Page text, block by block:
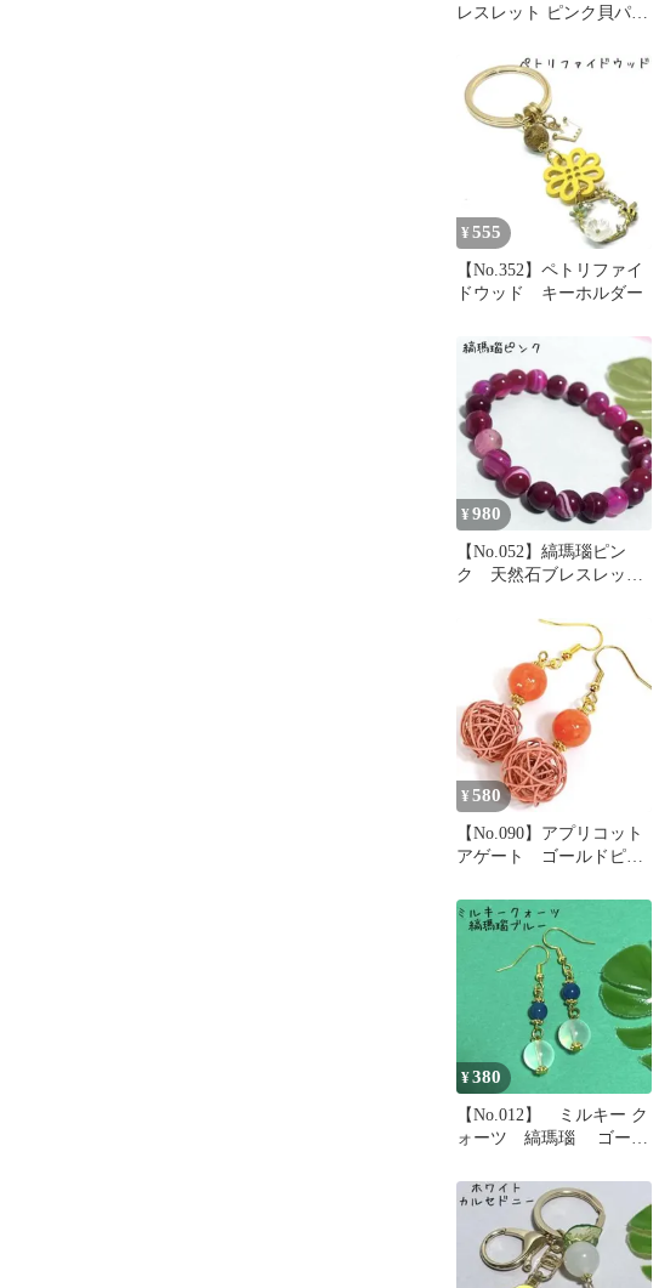
レスレット ピンク貝パー
¥ 555
【No.352】ペトリファイ
ドウッド キーホルダー
¥980
【No.052】縞瑪瑙ピン
ク 天然石ブレスレッ
¥ 580
【No.090】アプリコット
アゲート ゴールドピア
¥380
【No.012】 ミルキー ク
ォーツ 縞瑪瑙 ゴール